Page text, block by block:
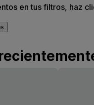
en tus filtros, haz